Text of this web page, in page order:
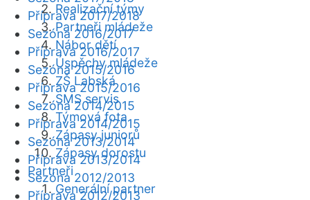
Realizační týmy
Partneři mládeže
Nábor dětí
Úspěchy mládeže
ZŠ Labská
SMS servis
Týmová fota
Zápasy juniorů
Zápasy dorostu
Partneři
Generální partner
Příprava 2017/2018
Sezóna 2016/2017
Příprava 2016/2017
Sezóna 2015/2016
Příprava 2015/2016
Sezóna 2014/2015
Příprava 2014/2015
Sezóna 2013/2014
Příprava 2013/2014
Sezóna 2012/2013
Příprava 2012/2013